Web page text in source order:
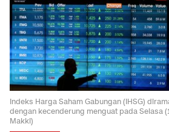
Indeks Harga Saham Gabungan (IHSG)
dengan kecenderung menguat pada Selasa
Makki)